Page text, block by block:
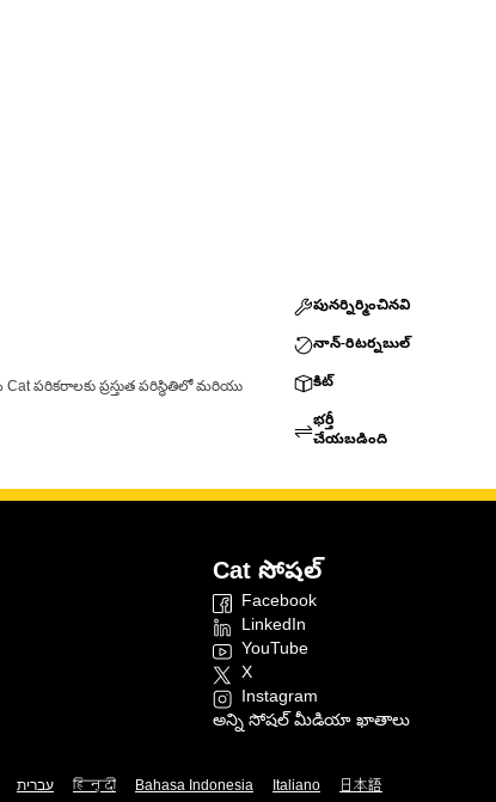
పరికరాలకు ప్రస్తుత పరిస్థితిలో మరియు
పునర్నిర్మించినవి
నాన్-రిటర్నబుల్
కిట్
భర్తీ
చేయబడింది
Cat సోషల్
Facebook
LinkedIn
YouTube
X
Instagram
అన్ని సోషల్ మీడియా ఖాతాలు
עברית हिन्दी Bahasa Indonesia Italiano 日本語